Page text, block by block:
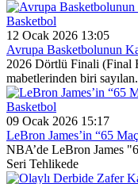
Basketbol
12 Ocak 2026 13:05
Avrupa Basketbolunun
2026 Dörtlü Finali (Final
mabetlerinden biri
Basketbol
09 Ocak 2026 15:17
LeBron James’in “65
NBA’de LeBron James
Seri Tehlikede